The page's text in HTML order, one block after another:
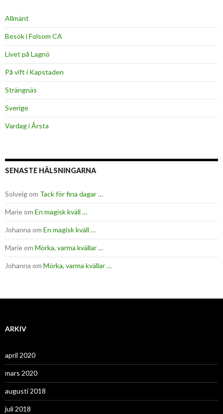
Allmänt
Besök i Folsom CA
Livet på Lagnö
På vift i Kapstaden
Strängnäs
Sverige
Vardag i Årsta
SENASTE HÄLSNINGARNA
Solveigom Tack för fina dagar …
Marieom En magisk kväll …
Johanna om En magisk kväll …
Marieom Mörka, varma kvällar …
Johanna om Mörka, varma kvällar …
ARKIV
april 2020
mars 2020
augusti 2018
juli 2018